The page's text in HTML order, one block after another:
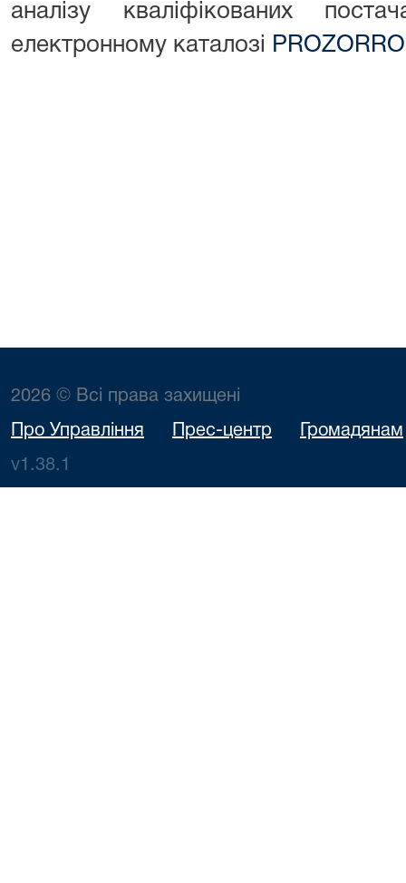
аналізу кваліфікованих
електронному каталозі
2026 © Всі права захищені
Про Управління Прес-центр Громадянам
v1.38.1